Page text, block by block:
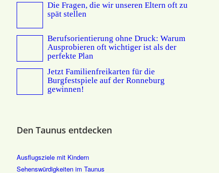
Die Fragen, die wir unseren Eltern oft zu
spät stellen
Berufsorientierung ohne Druck: Warum
Ausprobieren oft wichtiger ist als der
perfekte Plan
Jetzt Familienfreikarten für die
Burgfestspiele auf der Ronneburg
gewinnen!
Den Taunus entdecken
Ausflugsziele mit Kindern
Sehenswürdigkeiten im Taunus